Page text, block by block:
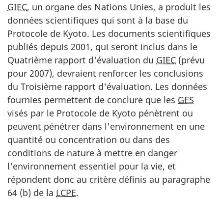
GIEC, un organe des Nations Unies, a produit les
données scientifiques qui sont à la base du
Protocole de Kyoto. Les documents scientifiques
publiés depuis 2001, qui seront inclus dans le
Quatrième rapport d'évaluation du GIEC (prévu
pour 2007), devraient renforcer les conclusions
du Troisième rapport d'évaluation. Les données
fournies permettent de conclure que les GES
visés par le Protocole de Kyoto pénètrent ou
peuvent pénétrer dans l'environnement en une
quantité ou concentration ou dans des
conditions de nature à mettre en danger
l'environnement essentiel pour la vie, et
répondent donc au critère définis au paragraphe
64 (b) de la LCPE.